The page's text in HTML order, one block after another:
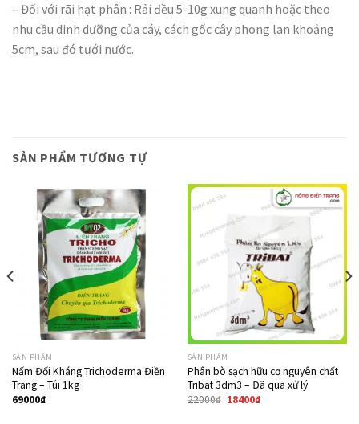
– Đối với rãi hạt phân : Rải đều 5-10g xung quanh hoặc theo
nhu cầu dinh dưỡng của cáy, cách gốc cây phong lan khoảng
5cm, sau đó tưới nước.
SẢN PHẨM TƯƠNG TỰ
SẢN PHẨM
Nấm Đối Kháng Trichoderma Điền
Trang – Túi 1kg
69000₫
Giảm giá!
SẢN PHẨM
Phân bò sạch hữu cơ nguyên chất
Tribat 3dm3 – Đã qua xử lý
22000₫ 18400₫